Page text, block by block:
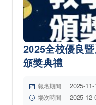
2025全校優良
頒獎典禮
報名期間 2025-
場次時間 2025-